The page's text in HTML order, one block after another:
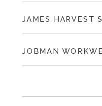
JAMES HARVEST
JOBMAN